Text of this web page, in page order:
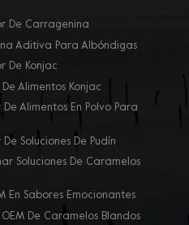
De Carragenina
Aditiva Para Albóndigas
De Konjac
De Alimentos Konjac
De Alimentos En Polvo Para
Soluciones De Pudín
Soluciones De Caramelos
En Sabores Emocionantes
De Caramelos Blandos